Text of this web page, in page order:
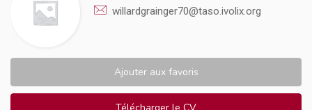
willardgrainger70@taso.ivolix.org
Ajouter aux favoris